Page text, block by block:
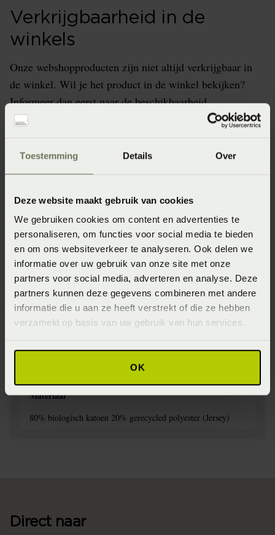
Toestemming Details Over
Deze website maakt gebruik van cookies
We gebruiken cookies om content en advertenties te
personaliseren, om functies voor social media te bieden
en om ons websiteverkeer te analyseren. Ook delen we
informatie over uw gebruik van onze site met onze
partners voor social media, adverteren en analyse. Deze
partners kunnen deze gegevens combineren met andere
informatie die u aan ze heeft verstrekt of die ze hebben
verzameld op basis van uw gebruik van hun services.
OK
Verkrijgbaarheid in de
winkels
Onze webshopproducten zijn niet altijd verkrijgbaar in
de winkel. Wil je het product in de winkel bekijken?
Informeer dan eerst naar de beschikbaarheid.
Specificaties
Artikelnummer
8718471405935
Kleur
white (Wit)
Wasinstructie
Wasvoorschrift: wassen op 60°C en drogen op lage
temperatuur
Seizoen
Never Out of Stock (Vaste collectie)
Materiaal
80% biologisch katoen 20% gerecycled polyester (Jersey)
Direct naar